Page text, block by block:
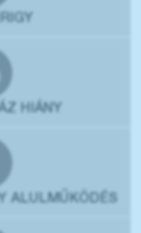
HIÁNY
ALULMŰKÖDÉS